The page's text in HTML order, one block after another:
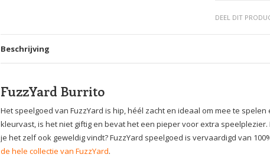
DEEL DIT
Beschrijving
FuzzYard Burrito
Het speelgoed van FuzzYard is hip, héél zacht en ideaal om mee te
kleurvast, is het niet giftig en bevat het een pieper voor extra
je het zelf ook geweldig vindt? FuzzYard speelgoed is vervaardigd van
de hele collectie van FuzzYard.